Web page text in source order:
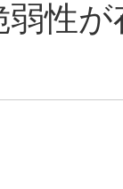
性